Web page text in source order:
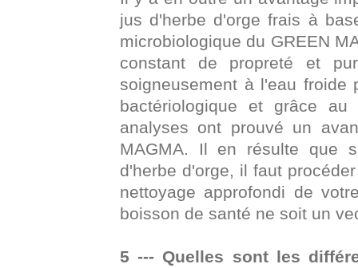
jus d'herbe d'orge frais à
microbiologique du GREEN
constant de propreté et
soigneusement à l'eau froide
bactériologique et grâce
analyses ont prouvé un
MAGMA. Il en résulte que
d'herbe d'orge, il faut
nettoyage approfondi de
boisson de santé ne soit un
5 --- Quelles sont les